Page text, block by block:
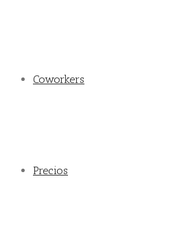
Coworkers
Precios